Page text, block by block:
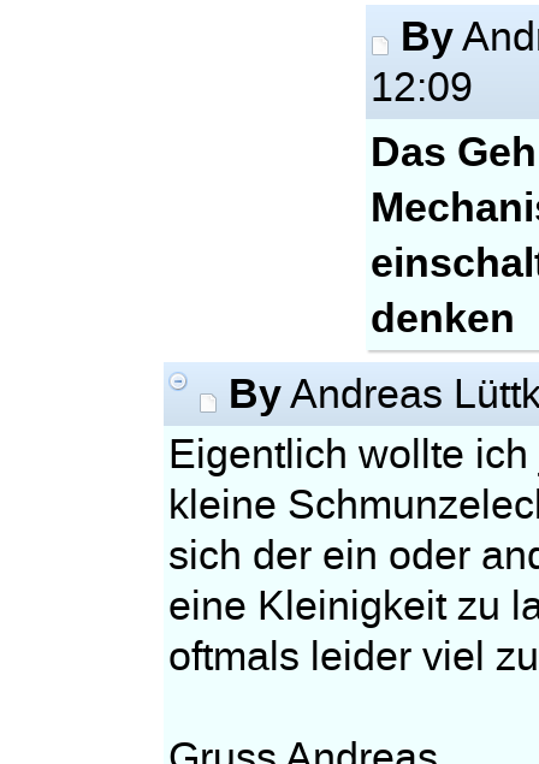
By
12:09
Das
denken
ByAndreas
Eigentlich wollte
kleine
sich der ein oder
eine Kleinigkeit zu
oftmals leider viel